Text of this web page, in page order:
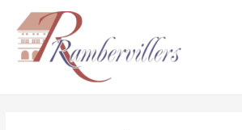
contenu